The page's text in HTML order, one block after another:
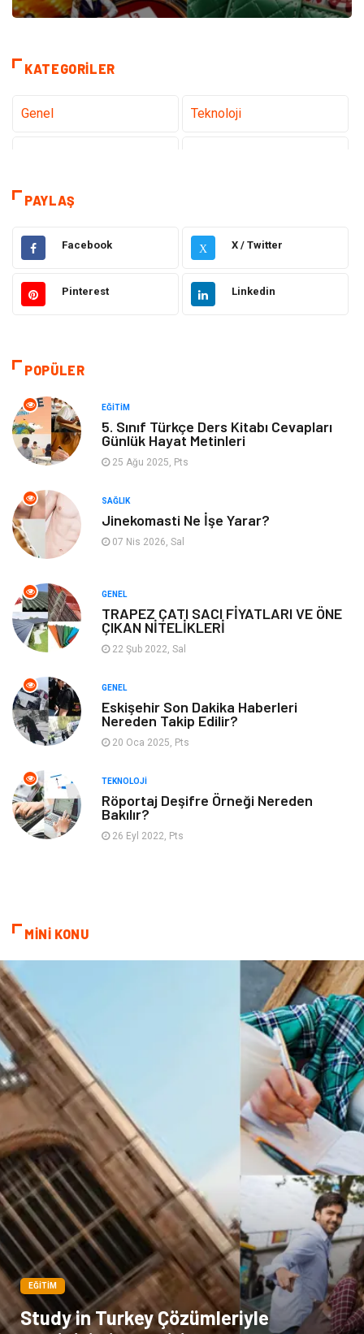
KATEGORILER
Genel Teknoloji
Dekorasyon
Bakım Güzellik Elektrik Elektronik
Hukuk Tatil
Bilgisayar & Yazılım
Yemek
Emlak Kültür Sanat
Bebek Giyim Tarih
PAYLAŞ
Facebook X X / Twitter
Pinterest Linkedin
POPÜLER
EĞITIM
5. Sınıf Türkçe Ders Kitabı Cevapları
Günlük Hayat Metinleri
25 Ağu 2025, Pts
SAĞLIK
Jinekomasti Ne İşe Yarar?
07 Nis 2026, Sal
GENEL
TRAPEZ ÇATI SACI FİYATLARI VE ÖNE
ÇIKAN NİTELİKLERİ
22 Şub 2022, Sal
GENEL
Eskişehir Son Dakika Haberleri
Nereden Takip Edilir?
20 Oca 2025, Pts
TEKNOLOJI
Röportaj Deşifre Örneği Nereden
Bakılır?
26 Eyl 2022, Pts
MİNİ KONU
EĞITIM
Study in Turkey Çözümleriyle